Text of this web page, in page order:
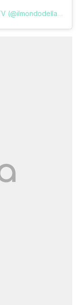
Un post condiviso da Il Mondo della TV (@ilmondodellatv)